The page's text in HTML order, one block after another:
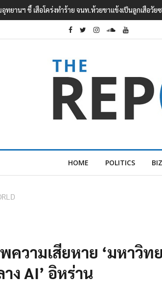
พน้อยที่ 2 ย้ำบทบาทสื่อมวลชนหนุนภารกิจความมั่นคงชา
HOME POLITICS BIZ
ความเสียหาย ‘มหาวิ
ง AI’ อิหร่าน